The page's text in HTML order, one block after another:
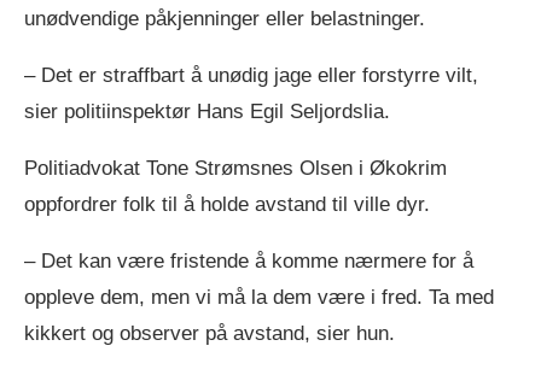
unødvendige påkjenninger eller belastninger.
– Det er straffbart å unødig jage eller forstyrre vilt,
sier politiinspektør Hans Egil Seljordslia.
Politiadvokat Tone Strømsnes Olsen i Økokrim
oppfordrer folk til å holde avstand til ville dyr.
– Det kan være fristende å komme nærmere for å
oppleve dem, men vi må la dem være i fred. Ta med
kikkert og observer på avstand, sier hun.